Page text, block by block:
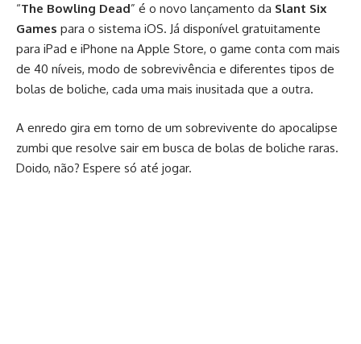
“The Bowling Dead” é o novo lançamento da Slant Six
Games para o sistema iOS. Já disponível gratuitamente
para iPad e iPhone na Apple Store, o game conta com mais
de 40 níveis, modo de sobrevivência e diferentes tipos de
bolas de boliche, cada uma mais inusitada que a outra.
A enredo gira em torno de um sobrevivente do apocalipse
zumbi que resolve sair em busca de bolas de boliche raras.
Doido, não? Espere só até jogar.